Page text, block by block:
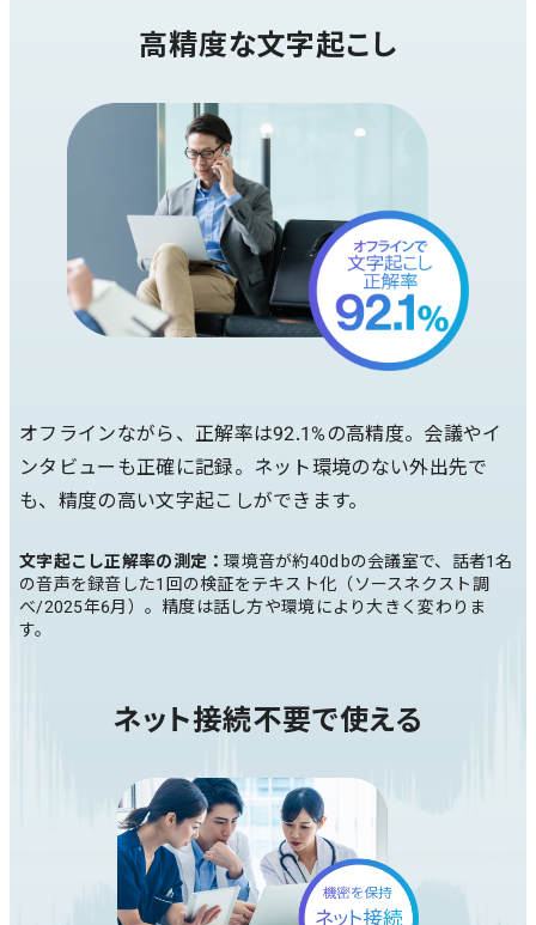
高精度な文字起こし
オフラインながら、正解率は92.1%の高精度。会議やイ
ンタビューも正確に記録。ネット環境のない外出先で
も、精度の高い文字起こしができます。
文字起こし正解率の測定：環境音が約40dbの会議室で、話者1名
の音声を録音した1回の検証をテキスト化（ソースネクスト調
べ/2025年6月）。精度は話し方や環境により大きく変わりま
す。
ネット接続不要で使える